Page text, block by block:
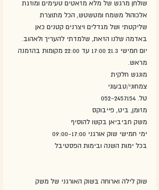
שולחן מרגש של מלא מזאטים טעימים ומוזגת
אלכוהול משמח ומטשטש, הכל מתוצרת
שליקטתי ושל מגדלים ויצרנים קטנים כאן
באדמה שלנו הזאת, שלמדתי להעריך ולאהוב.
יום חמישי 21.3 17:00 עד 22:00 מקומות בהזמנה
מראש.
מונגש חלקית
צמחוני/טבעוני
טל. 052-2457154
מזומן, ביט, פייבוקס
משק חביביאן בקשו להוסיף
ימי חמישי שוק אורגני 09:00-17:00
בכל ימות השנה ובימות הפסטיבל
שוק לילה וארוחה בשוק האורגני של משק